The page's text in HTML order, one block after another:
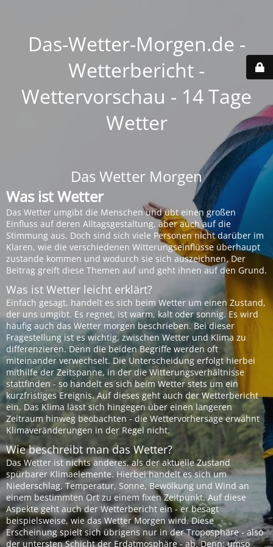
Das-Wetter-Morgen.de -
Wetterbericht -
Wettervorschau - 14 Tage
Wetter
Das Wetter Morgen
Was ist Wetter
Das Wetter umgibt die Menschen und übt einen großen
Einfluss auf deren Alltagsgestaltung, aber auch auf die
Stimmung aus. Doch sind sich viele Personen nicht darüber im
Klaren, wie die verschiedenen Witterungseinflüsse überhaupt
zustande kommen und wodurch sie sich auszeichnen. Der
Beitrag greift diese Themen auf und geht ihnen auf den Grund.
Was ist Wetter leicht erklärt?
Einfach gesagt, handelt es sich beim Wetter um einen Zustand,
der uns umgibt. Es regnet, ist warm, kalt oder sonnig. Es wird
häufig auch das Wetter morgen beschrieben. Bei dieser
Fragestellung ist es wichtig, zwischen Wetter und Klima zu
differenzieren. Denn die beiden Begriffe werden oft
miteinander verwechselt. Die Unterscheidung erfolgt hierbei
mithilfe der Zeitspanne, in der die Witterungsverhältnisse
stattfinden - so handelt es sich beim Wetter stets um ein
kurzfristiges Ereignis. Auf dieses geht auch der Wetterbericht
ein. Das Klima lässt sich hingegen über einen längeren
Zeitraum hinweg beobachten - die Wettervorhersage erwähnt
Klimaveränderungen in der Regel nicht.
Wie beschreibt man das Wetter?
Das Wetter ist nichts anderes, als der aktuelle Zustand
spürbarer Klimaelemente. Hierbei handelt es sich um
Niederschlag, Temperatur, Sonne, Bewölkung und Wind an
einem bestimmten Ort zu einem fixen Zeitpunkt. Auf diese
Aspekte geht auch der Wetterbericht ein - er besagt
beispielsweise, wie das Wetter Morgen wird. Diese
Erscheinung spielt sich übrigens nur in der Troposphäre - also
der untersten Schicht der Erdatmosphäre - ab. Denn: umso